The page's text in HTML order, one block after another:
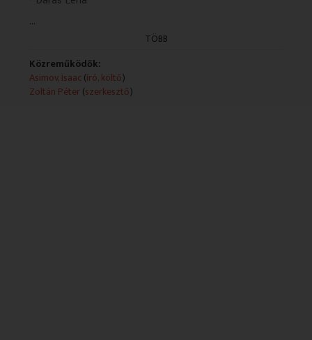
Műsorszolgáltatói ismertető:
...
TÖBB
Közreműködők:
Asimov, Isaac(író, költő)
Zoltán Péter(szerkesztő)